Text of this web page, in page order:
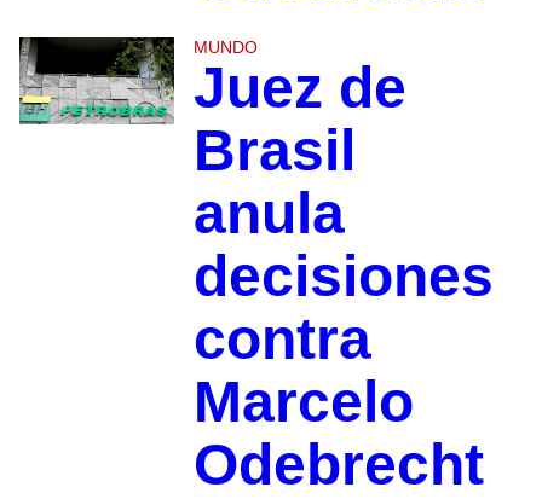
MUNDO
Juez de
Brasil
anula
decisiones
contra
Marcelo
Odebrecht